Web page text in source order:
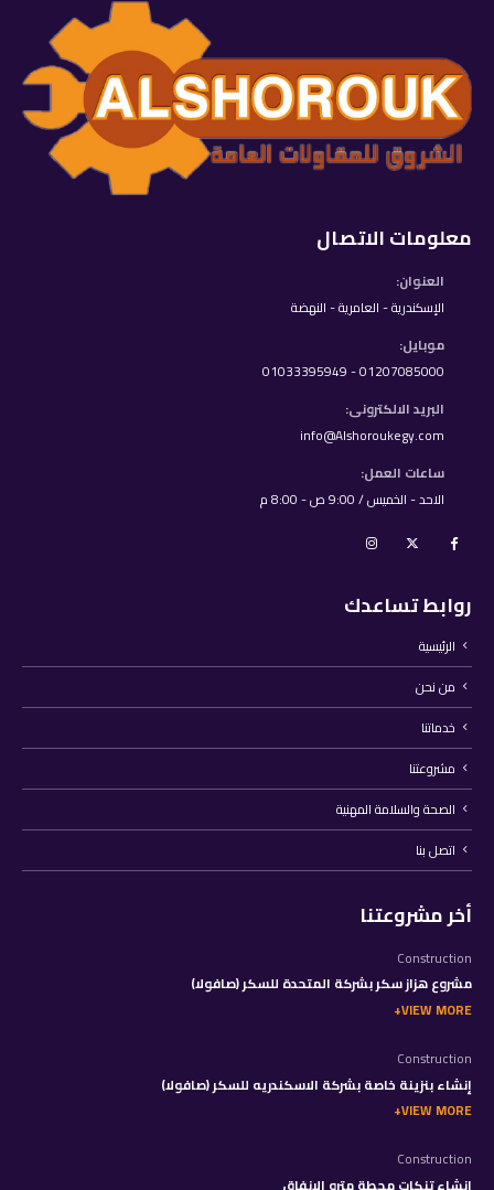
معلومات الاتصال
العنوان:
الإسكندرية - العامرية - النهضة
موبايل:
01207085000 - 01033395949
البريد الالكترونى:
info@Alshoroukegy.com
ساعات العمل:
الاحد - الخميس / 9:00 ص - 8:00 م
روابط تساعدك
الرئيسية
من نحن
خدماتنا
مشروعتنا
الصحة والسلامة المهنية
اتصل بنا
أخر مشروعتنا
Construction
مشروع هزاز سكر بشركة المتحدة للسكر (صافولا)
VIEW MORE
Construction
إنشاء بنزينة خاصة بشركة الاسكندريه للسكر (صافولا)
VIEW MORE
Construction